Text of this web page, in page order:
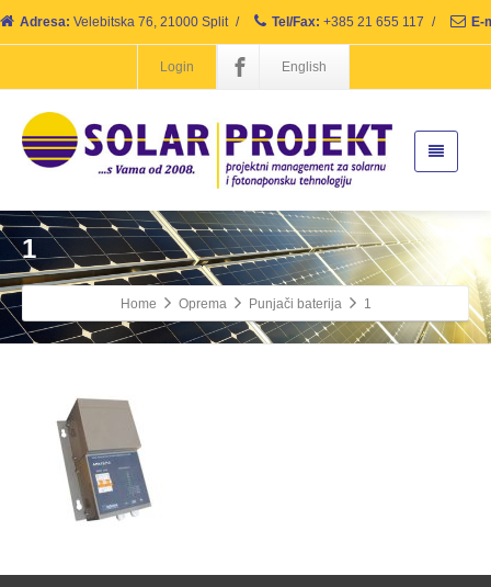
Adresa: Velebitska 76, 21000 Split / Tel/Fax: +385 21 655 117 / E-
Login English
1
Home Oprema Punjači baterija 1